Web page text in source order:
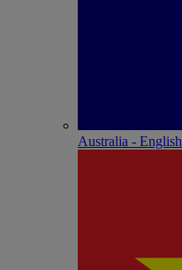
Australia - English